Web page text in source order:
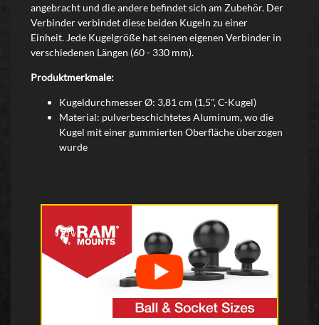
angebracht und die andere befindet sich am Zubehör. Der
Verbinder verbindet diese beiden Kugeln zu einer
Einheit. Jede Kugelgröße hat seinen eigenen Verbinder in
verschiedenen Längen (60 - 330 mm).
Produktmerkmale:
Kugeldurchmesser Ø: 3,81 cm (1,5", C-Kugel)
Material: pulverbeschichtetes Aluminum, wo die
Kugel mit einer gummierten Oberfläche überzogen
wurde